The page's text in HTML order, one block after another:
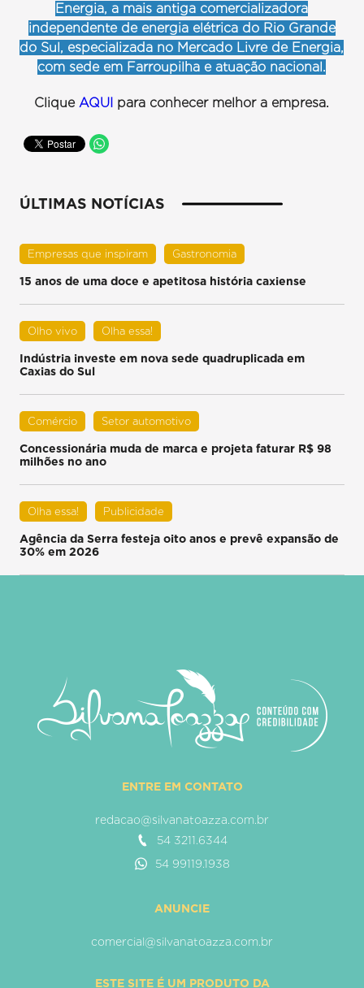
Energia, a mais antiga comercializadora
independente de energia elétrica do Rio Grande
do Sul, especializada no Mercado Livre de Energia,
com sede em Farroupilha e atuação nacional.
CliqueAQUI para conhecer melhor a empresa.
ÚLTIMAS NOTÍCIAS
Empresas que inspiram Gastronomia
15 anos de uma doce e apetitosa história caxiense
Olho vivo Olha essa!
Indústria investe em nova sede quadruplicada em
Caxias do Sul
Comércio Setor automotivo
Concessionária muda de marca e projeta faturar R$ 98
milhões no ano
Olha essa! Publicidade
Agência da Serra festeja oito anos e prevê expansão de
30% em 2026
ENTRE EM CONTATO
redacao@silvanatoazza.com.br
54 3211.6344
54 99119.1938
ANUNCIE
comercial@silvanatoazza.com.br
ESTE SITE É UM PRODUTO DA